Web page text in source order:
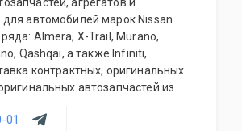
для автомобилей марок Nissan
Almera, X-Trail, Murano,
Qashqai, а также Infiniti,
контрактных, оригинальных
автозапчастей из
Автосервис осуществляет
01